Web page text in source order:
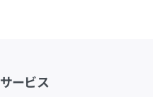
サービス